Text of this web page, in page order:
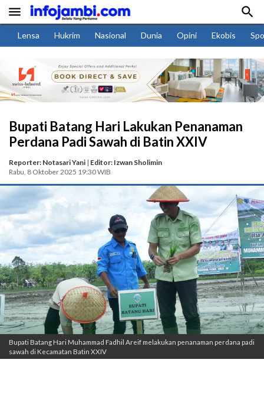
 
Lensa Hukrim Nasional Dunia Opini Ekobis
Bupati Batang Hari Lakukan Penanaman
Perdana Padi Sawah di Batin XXIV
Reporter: Notasari Yani | Editor: Izwan Sholimin
Rabu, 8 Oktober 2025 19:30 WIB
Bupati Batang Hari Muhammad Fadhil Areif melakukan penanaman perdana padi
sawah di Kecamatan Batin XXIV